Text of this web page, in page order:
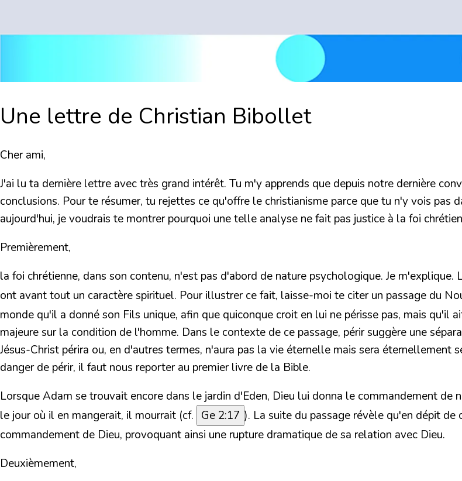
Une lettre de Christian Bibollet
Cher ami,
J'ai lu ta dernière lettre avec très grand intérêt. Tu m'y apprends que depuis notre dernière
conclusions. Pour te résumer, tu rejettes ce qu'offre le christianisme parce que tu n'y vois
aujourd'hui, je voudrais te montrer pourquoi une telle analyse ne fait pas justice à la foi
Premièrement,
la foi chrétienne, dans son contenu, n'est pas d'abord de nature psychologique. Je
ont avant tout un caractère spirituel. Pour illustrer ce fait, laisse-moi te citer un passage du
monde qu'il a donné son Fils unique, afin que quiconque croit en lui ne périsse pas, mais qu'il
majeure sur la condition de l'homme. Dans le contexte de ce passage, périr suggère une
Jésus-Christ périra ou, en d'autres termes, n'aura pas la vie éternelle mais sera éternellement
danger de périr, il faut nous reporter au premier livre de la Bible.
Lorsque Adam se trouvait encore dans le jardin d'Eden, Dieu lui donna le commandement de
le jour où il en mangerait, il mourrait (cf. Ge 2:17 ). La suite du passage révèle qu'en dépit
commandement de Dieu, provoquant ainsi une rupture dramatique de sa relation avec Dieu.
Deuxièmement,